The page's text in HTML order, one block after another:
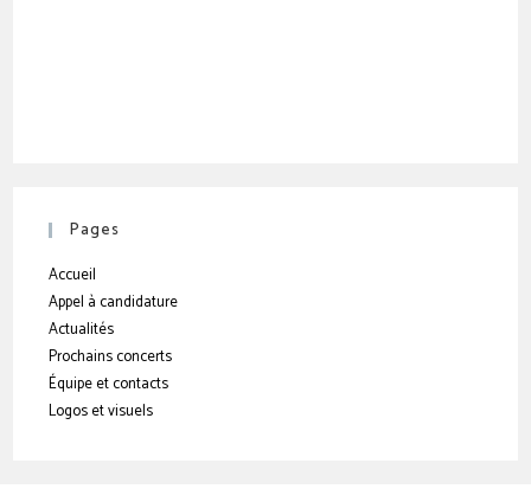
Pages
Accueil
Appel à candidature
Actualités
Prochains concerts
Équipe et contacts
Logos et visuels